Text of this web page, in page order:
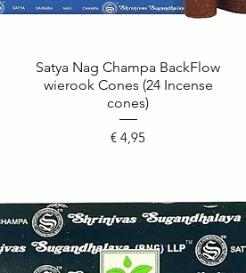
Snel overzicht
Satya Nag Champa BackFlow
wierook Cones (24 Incense
cones)
Prijs
€ 4,95